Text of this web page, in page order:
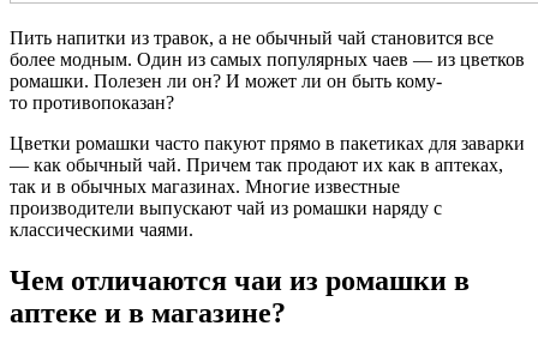
Пить напитки из травок, а не обычный чай становится все
более модным. Один из самых популярных чаев — из цветков
ромашки. Полезен ли он? И может ли он быть кому-
то противопоказан?
Цветки ромашки часто пакуют прямо в пакетиках для заварки
— как обычный чай. Причем так продают их как в аптеках,
так и в обычных магазинах. Многие известные
производители выпускают чай из ромашки наряду с
классическими чаями.
Чем отличаются чаи из ромашки в
аптеке и в магазине?